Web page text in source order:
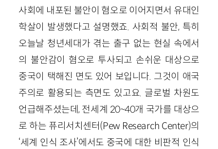
사회에 내포된 불안이 혐오로 이어지면서 유대인
학살이 발생했다고 설명했죠. 사회적 불안, 특히
오늘날 청년세대가 겪는 출구 없는 현실 속에서
의 불안감이 혐오로 투사되고 손쉬운 대상으로
중국이 택해진 면도 있어 보입니다. 그것이 애국
주의로 활용되는 측면도 있고요. 글로벌 차원도
언급해주셨는데, 전세계 20~40개 국가를 대상으
로 하는 퓨리서치센터(Pew Research Center)의
‘세계 인식 조사’에서도 중국에 대한 비판적 인식